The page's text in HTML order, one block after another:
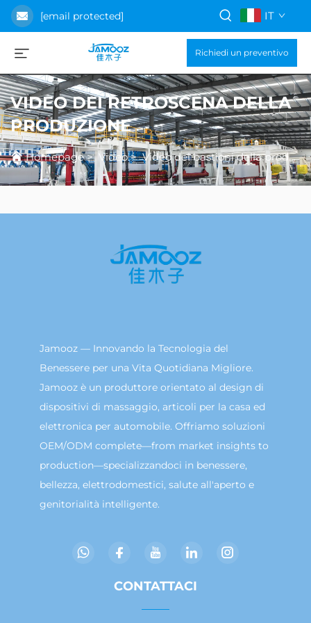
[email protected] IT
Richiedi un preventivo
VIDEO DEI RETROSCENA DELLA
PRODUZIONE
Homepage> Video>Video dei bastioni della produzione
Jamooz — Innovando la Tecnologia del
Benessere per una Vita Quotidiana Migliore.
Jamooz è un produttore orientato al design di
dispositivi di massaggio, articoli per la casa ed
elettronica per automobile. Offriamo soluzioni
OEM/ODM complete—from market insights to
production—specializzandoci in benessere,
bellezza, elettrodomestici, salute all'aperto e
genitorialità intelligente.
CONTATTACI